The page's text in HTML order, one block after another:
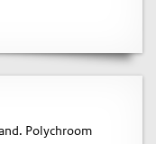
Polychroom